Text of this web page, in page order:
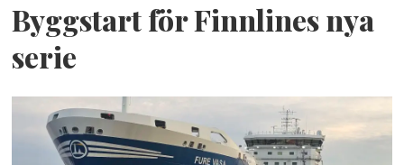
Byggstart för Finnlines nya
serie